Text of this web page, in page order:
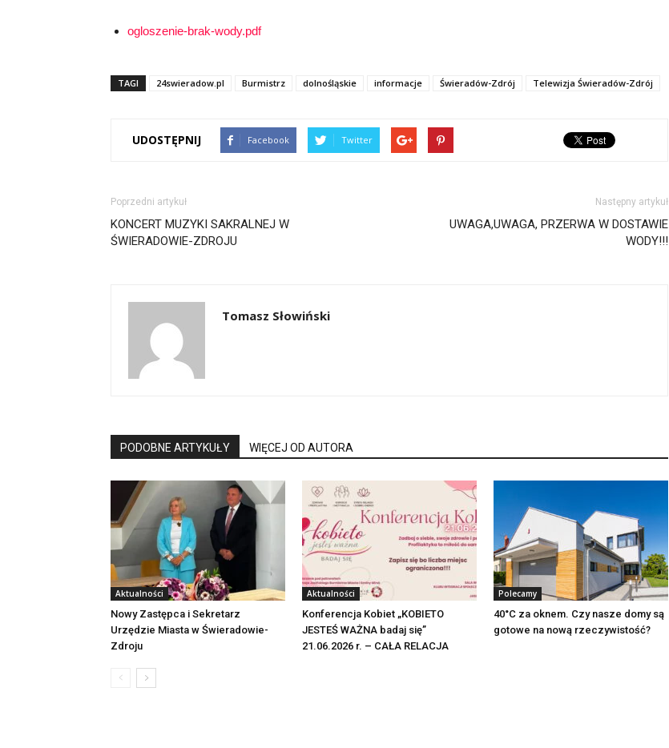
ogloszenie-brak-wody.pdf
TAGI 24swieradow.pl Burmistrz dolnośląskie informacje Świeradów-Zdrój Telewizja Świeradów-Zdrój
UDOSTĘPNIJ Facebook Twitter
Poprzedni artykuł
KONCERT MUZYKI SAKRALNEJ W
ŚWIERADOWIE-ZDROJU
Następny artykuł
UWAGA,UWAGA, PRZERWA W DOSTAWIE
WODY!!!
Tomasz Słowiński
PODOBNE ARTYKUŁY WIĘCEJ OD AUTORA
Aktualności
Nowy Zastępca i Sekretarz
Urzędzie Miasta w Świeradowie-
Zdroju
Aktualności
Konferencja Kobiet „KOBIETO
JESTEŚ WAŻNA badaj się”
21.06.2026 r. – CAŁA RELACJA
Polecamy
40°C za oknem. Czy nasze domy są
gotowe na nową rzeczywistość?